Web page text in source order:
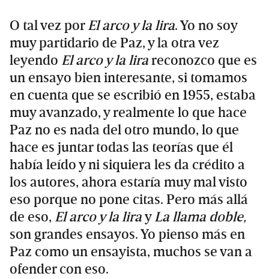
O tal vez porEl arco y la lira. Yo no soy
muy partidario de Paz, y la otra vez
leyendo El arco y la lirareconozco que es
un ensayo bien interesante, si tomamos
en cuenta que se escribió en 1955, estaba
muy avanzado, y realmente lo que hace
Paz no es nada del otro mundo, lo que
hace es juntar todas las teorías que él
había leído y ni siquiera les da crédito a
los autores, ahora estaría muy mal visto
eso porque no pone citas. Pero más allá
de eso, El arco y la lirayLa llama doble,
son grandes ensayos. Yo pienso más en
Paz como un ensayista, muchos se van a
ofender con eso.